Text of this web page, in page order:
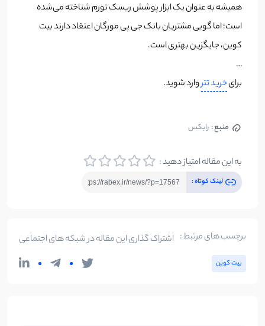
همیشه به عنوان یک ابزار پوشش ریسک تورم شناخته می‌شده
است؛ اما گویی مشتریان بانک جی پی مورگان اعتقاد دارند بیت
کوین، جایگزین بهتری است.
…
برایخرید تتروارد شوید.
منبع : رابکس
به این مقاله امتیاز دهید :
لینک کوتاه :
برچسب های مرتبط :
بیت کوین
اشتراک گذاری این مقاله در شبکه های اجتماعی